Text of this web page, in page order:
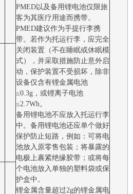
PMED以及备用锂电池仅限旅
客为其医疗用途而携带。
PMED建议作为手提行李携
带。若作为托运行李，应完全
关闭装置（不在睡眠或休眠模
式），并采取措施防止意外启
动，保护装置不受损坏，除非
设备仅含有锂金属电池
≤0.3g，或锂离子电池
≤2.7Wh。
备用锂电池不应放入托运行李
中。备用锂电池还应单个做好
保护防止短路，例如：可将电
池放入原零售包装；将暴露的
电极上裹紧绝缘胶带；或将每
个电池放入单独的塑料袋或保
护盒中。
锂金属含量超过2g的锂金属电